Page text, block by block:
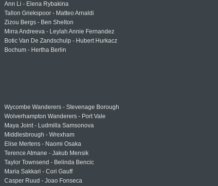
Ann Li - Elena Rybakina
Tallon Griekspoor - Matteo Arnaldi
Zizou Bergs - Ben Shelton
Mirra Andreeva - Leylah Annie Fernandez
Botic Van De Zandschulp - Hubert Hurkacz
Bochum - Hertha Berlin
Wycombe Wanderers - Stevenage Borough
Wolverhampton Wanderers - Port Vale
Maya Joint - Ludmilla Samsonova
Middlesbrough - Wrexham
Elise Mertens - Naomi Osaka
Terence Atmane - Jakub Mensik
Taylor Townsend - Belinda Bencic
Maria Sakkari - Cori Gauff
Casper Ruud - Joao Fonseca